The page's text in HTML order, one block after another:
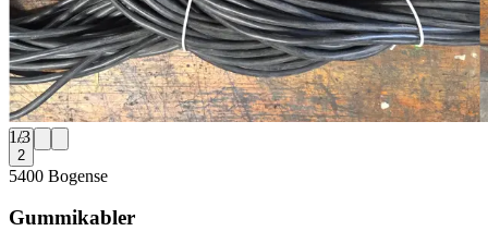
1/3
2
5400 Bogense
Gummikabler